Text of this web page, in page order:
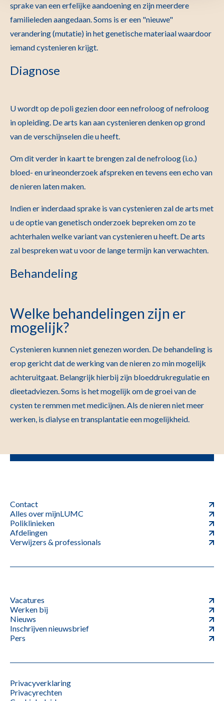
sprake van een erfelijke aandoening en zijn meerdere
familieleden aangedaan. Soms is er een "nieuwe"
verandering (mutatie) in het genetische materiaal waardoor
iemand cystenieren krijgt.
Diagnose
U wordt op de poli gezien door een nefroloog of nefroloog
in opleiding. De arts kan aan cystenieren denken op grond
van de verschijnselen die u heeft.
Om dit verder in kaart te brengen zal de nefroloog (i.o.)
bloed- en urineonderzoek afspreken en tevens een echo van
de nieren laten maken.
Indien er inderdaad sprake is van cystenieren zal de arts met
u de optie van genetisch onderzoek bepreken om zo te
achterhalen welke variant van cystenieren u heeft. De arts
zal bespreken wat u voor de lange termijn kan verwachten.
Behandeling
Welke behandelingen zijn er
mogelijk?
Cystenieren kunnen niet genezen worden. De behandeling is
erop gericht dat de werking van de nieren zo min mogelijk
achteruitgaat. Belangrijk hierbij zijn bloeddrukregulatie en
dieetadviezen. Soms is het mogelijk om de groei van de
cysten te remmen met medicijnen. Als de nieren niet meer
werken, is dialyse en transplantatie een mogelijkheid.
Contact
Alles over mijnLUMC
Poliklinieken
Afdelingen
Verwijzers & professionals
Vacatures
Werken bij
Nieuws
Inschrijven nieuwsbrief
Pers
Privacyverklaring
Privacyrechten